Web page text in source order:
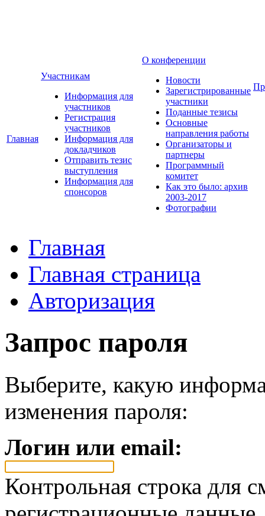
Главная
Участникам
Информация для
участников
Регистрация
участников
Информация для
докладчиков
Отправить тезис
выступления
Информация для
спонсоров
О конференции
Новости
Зарегистрированные
участники
Поданные тезисы
Основные
направления работы
Организаторы и
партнеры
Программный
комитет
Как это было: архив
2003-2017
Фотографии
Главная
Главная страница
Авторизация
Запрос пароля
Выберите, какую
изменения пароля:
Логин или email:
Контрольная строка для